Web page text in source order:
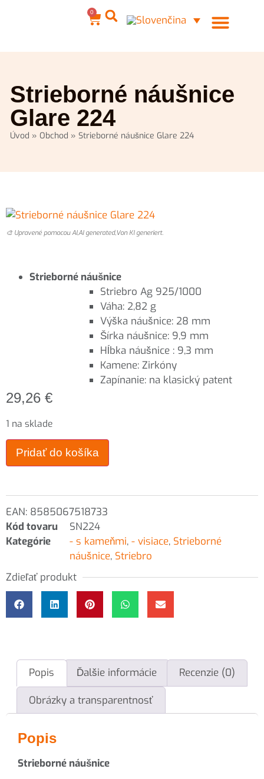
0
Strieborné náušnice
Glare 224
Úvod » Obchod » Strieborné náušnice Glare 224
🎨 Upravené pomocou AI,AI generated,Von KI generiert.
Strieborné náušnice
Striebro Ag 925/1000
Váha: 2,82 g
Výška náušnice: 28 mm
Šírka náušnice: 9,9 mm
Hĺbka náušnice : 9,3 mm
Kamene: Zirkóny
Zapínanie: na klasický patent
29,26 €
1 na sklade
Pridať do košíka
EAN: 8585067518733
Kód tovaru
SN224
Kategórie
- s kameňmi, - visiace, Strieborné
náušnice, Striebro
Zdieľať produkt
Popis Ďalšie informácie Recenzie (0)
Obrázky a transparentnosť
Popis
Strieborné náušnice